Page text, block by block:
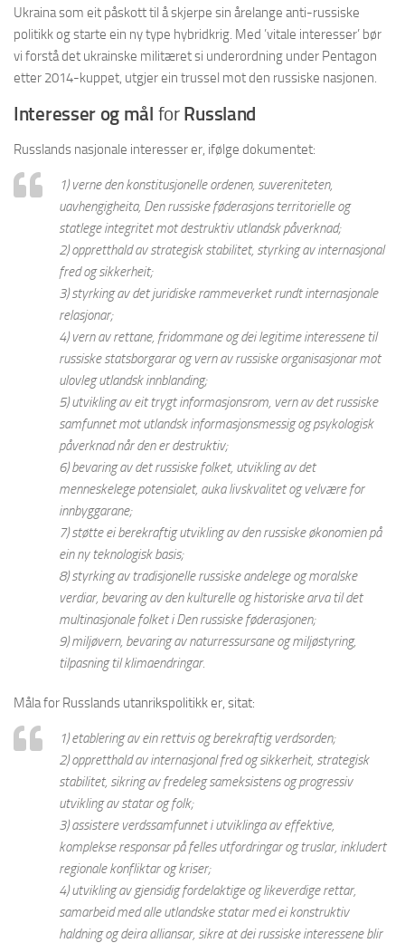
Ukraina som eit påskott til å skjerpe sin årelange anti-russiske
politikk og starte ein ny type hybridkrig. Med ’vitale interesser’ bør
vi forstå det ukrainske militæret si underordning under Pentagon
etter 2014-kuppet, utgjer ein trussel mot den russiske nasjonen.
Interesser og mål forRussland
Russlands nasjonale interesser er, ifølge dokumentet:
1) verne den konstitusjonelle ordenen, suvereniteten,
uavhengigheita, Den russiske føderasjons territorielle og
statlege integritet mot destruktiv utlandsk påverknad;
2) oppretthald av strategisk stabilitet, styrking av internasjonal
fred og sikkerheit;
3) styrking av det juridiske rammeverket rundt internasjonale
relasjonar;
4) vern av rettane, fridommane og dei legitime interessene til
russiske statsborgarar og vern av russiske organisasjonar mot
ulovleg utlandsk innblanding;
5) utvikling av eit trygt informasjonsrom, vern av det russiske
samfunnet mot utlandsk informasjonsmessig og psykologisk
påverknad når den er destruktiv;
6) bevaring av det russiske folket, utvikling av det
menneskelege potensialet, auka livskvalitet og velvære for
innbyggarane;
7) støtte ei berekraftig utvikling av den russiske økonomien på
ein ny teknologisk basis;
8) styrking av tradisjonelle russiske andelege og moralske
verdiar, bevaring av den kulturelle og historiske arva til det
multinasjonale folket i Den russiske føderasjonen;
9) miljøvern, bevaring av naturressursane og miljøstyring,
tilpasning til klimaendringar.
Måla for Russlands utanrikspolitikk er, sitat:
1) etablering av ein rettvis og berekraftig verdsorden;
2) oppretthald av internasjonal fred og sikkerheit, strategisk
stabilitet, sikring av fredeleg sameksistens og progressiv
utvikling av statar og folk;
3) assistere verdssamfunnet i utviklinga av effektive,
komplekse responsar på felles utfordringar og truslar, inkludert
regionale konfliktar og kriser;
4) utvikling av gjensidig fordelaktige og likeverdige rettar,
samarbeid med alle utlandske statar med ei konstruktiv
haldning og deira alliansar, sikre at dei russiske interessene blir